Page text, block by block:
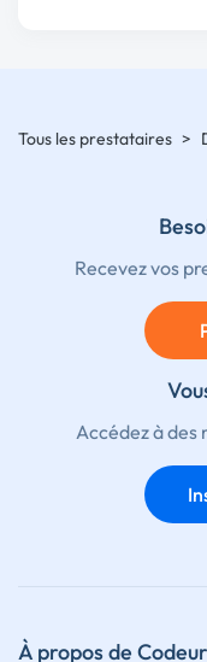
Tous les prestataires >
Recevez vos
Accédez à des
À propos de